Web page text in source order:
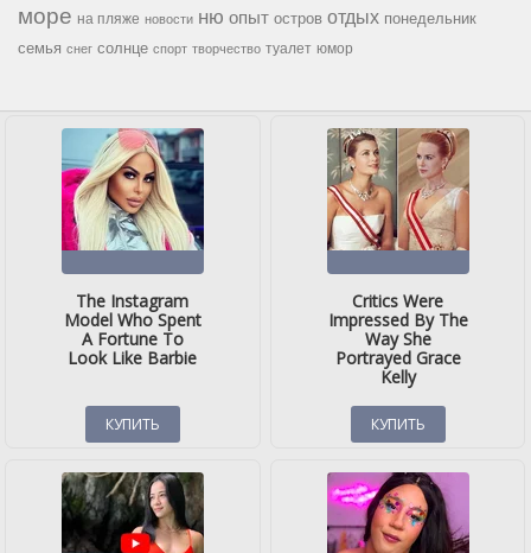
море на пляже новости ню опыт остров отдых понедельник
семья снег солнце спорт творчество туалет юмор